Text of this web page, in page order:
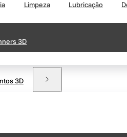
Limpeza Lubricação
3D
3D